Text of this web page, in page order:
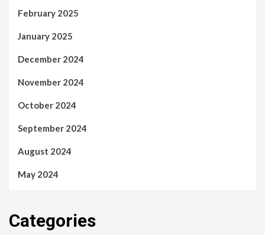
February 2025
January 2025
December 2024
November 2024
October 2024
September 2024
August 2024
May 2024
Categories